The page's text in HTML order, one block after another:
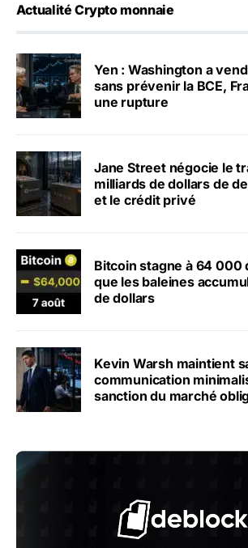
Actualité Crypto monnaie
Yen : Washington a
sans prévenir la BCE,
une rupture
Jane Street négocie le
milliards de dollars de
et le crédit privé
Bitcoin stagne à 64 000
que les baleines
de dollars
Kevin Warsh maintient
communication
sanction du marché